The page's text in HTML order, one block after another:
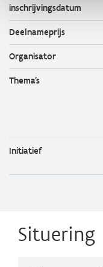
inschrijvingsdatum
Deelnameprijs
Organisator
Thema's
Initiatief
Situering